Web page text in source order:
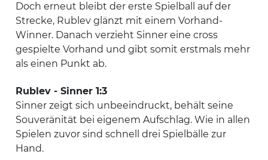
Doch erneut bleibt der erste Spielball auf der
Strecke, Rublev glänzt mit einem Vorhand-
Winner. Danach verzieht Sinner eine cross
gespielte Vorhand und gibt somit erstmals mehr
als einen Punkt ab.
Rublev - Sinner 1:3
Sinner zeigt sich unbeeindruckt, behält seine
Souveränität bei eigenem Aufschlag. Wie in allen
Spielen zuvor sind schnell drei Spielbälle zur
Hand.